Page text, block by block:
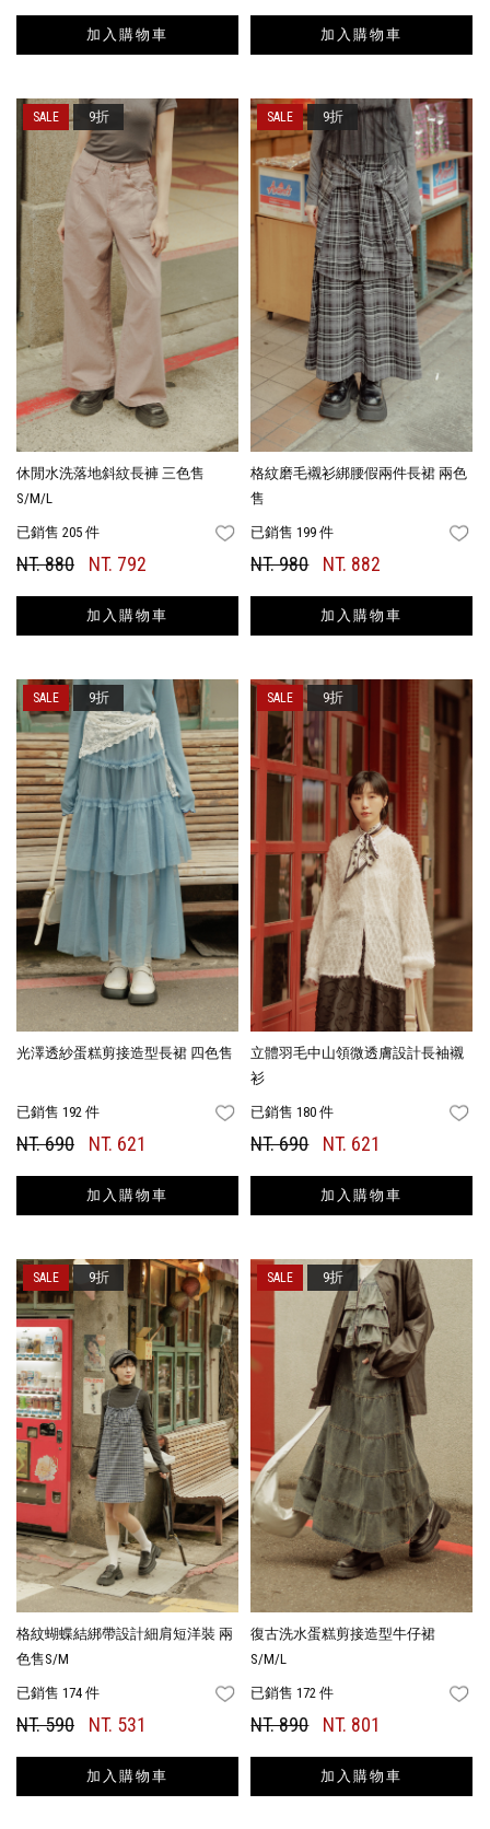
加入購物車 加入購物車
休閒水洗落地斜紋長褲 三色售
S/M/L
已銷售 205 件 FAVORITES
NT. 880 NT. 792
加入購物車
9折
格紋磨毛襯衫綁腰假兩件長裙 兩色
售
已銷售 199 件
NT. 980 NT. 882
加入購物車
9折
光澤透紗蛋糕剪接造型長裙 四色售
已銷售 192 件 FAVORITES
NT. 690 NT. 621
加入購物車
9折
立體羽毛中山領微透膚設計長袖襯
衫
已銷售 180 件
NT. 690 NT. 621
加入購物車
9折
格紋蝴蝶結綁帶設計細肩短洋裝 兩
色售S/M
已銷售 174 件 FAVORITES
NT. 590 NT. 531
加入購物車
9折
復古洗水蛋糕剪接造型牛仔裙
S/M/L
已銷售 172 件
NT. 890 NT. 801
加入購物車
9折